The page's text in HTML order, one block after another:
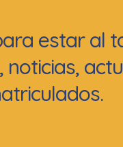
estar al
noticias,